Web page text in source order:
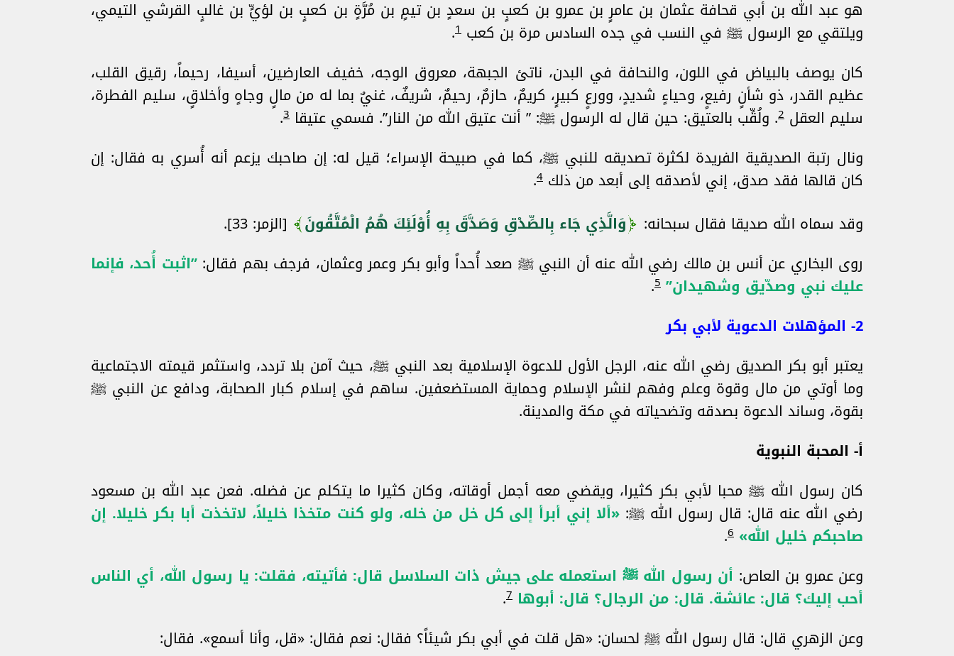
هو عبد الله بن أبي قحافة عثمان بن عامرٍ بن عمرو بن كعبٍ بن سعدٍ بن تيمٍ بن مُرَّةٍ بن كعبٍ بن لؤيٍّ بن غالبٍ القرشي التيمي،
ويلتقي مع الرسول ﷺ في النسب في جده السادس مرة بن كعب 1
.
كان يوصف بالبياض في اللون، والنحافة في البدن، ناتئ الجبهة، معروق الوجه، خفيف العارضين، أسيفا، رحيماً، رقيق القلب،
عظيم القدر، ذو شأنٍ رفيعٍ، وحياءٍ شديدٍ، وورعٍ كبيرٍ، كريمٌ، حازمٌ، رحيمٌ، شريفٌ، غنيٌ بما له من مالٍ وجاهٍ وأخلاقٍ، سليم الفطرة،
سليم العقل 2. ولُقِّب بالعتيق: حين قال له الرسول ﷺ: ” أنت عتيق الله من النار”. فسمي عتيقا 3
.
ونال رتبة الصديقية الفريدة لكثرة تصديقه للنبي ﷺ، كما في صبيحة الإسراء؛ قيل له: إن صاحبك يزعم أنه أُسري به فقال: إن
كان قالها فقد صدق، إني لأصدقه إلى أبعد من ذلك 4
.
وقد سماه الله صديقا فقال سبحانه:
وَالَّذِي جَاء بِالصِّدْقِ وَصَدَّقَ بِهِ أُوْلَئِكَ هُمُ الْمُتَّقُونَ
[الزمر: 33].
روى البخاري عن أنس بن مالك رضي الله عنه أن النبي ﷺ صعد أُحداً وأبو بكر وعمر وعثمان، فرجف بهم فقال:”اثبت أُحد، فإنما
عليك نبي وصدّيق وشهيدان” 5
.
2- المؤهلات الدعوية لأبي بكر
يعتبر أبو بكر الصديق رضي الله عنه، الرجل الأول للدعوة الإسلامية بعد النبي ﷺ، حيث آمن بلا تردد، واستثمر قيمته الاجتماعية
وما أوتي من مال وقوة وعلم وفهم لنشر الإسلام وحماية المستضعفين. ساهم في إسلام كبار الصحابة، ودافع عن النبي ﷺ
بقوة، وساند الدعوة بصدقه وتضحياته في مكة والمدينة.
أ‌- المحبة النبوية
كان رسول الله ﷺ محبا لأبي بكر كثيرا، ويقضي معه أجمل أوقاته، وكان كثيرا ما يتكلم عن فضله. فعن عبد الله بن مسعود
رضي الله عنه قال: قال رسول الله ﷺ: «ألا إني أبرأ إلى كل خل من خله، ولو كنت متخذا خليلاً، لاتخذت أبا بكر خليلا. إن
صاحبكم خليل الله» 6
.
وعن عمرو بن العاص: أن رسول الله ﷺ استعمله على جيش ذات السلاسل قال: فأتيته، فقلت: يا رسول الله، أي الناس
أحب إليك؟ قال: عائشة. قال: من الرجال؟ قال: أبوها 7
.
وعن الزهري قال: قال رسول الله ﷺ لحسان: «هل قلت في أبي بكر شيئاً؟ فقال: نعم فقال: «قل، وأنا أسمع». فقال: